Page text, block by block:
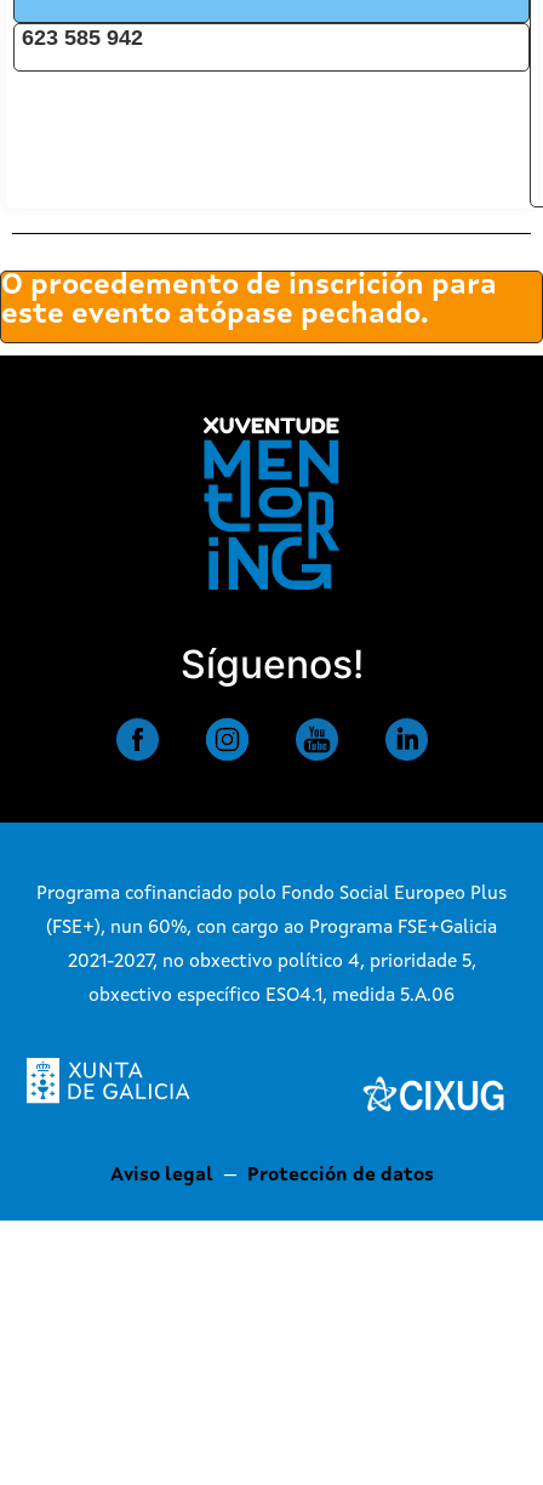
623 585 942
O procedemento de inscrición para
este evento atópase pechado.
Síguenos!
Programa cofinanciado polo Fondo Social Europeo Plus
(FSE+), nun 60%, con cargo ao Programa FSE+Galicia
2021-2027, no obxectivo político 4, prioridade 5,
obxectivo específico ESO4.1, medida 5.A.06
Aviso legal— Protección de datos